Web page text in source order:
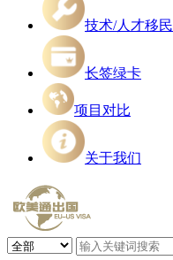
技术/人才移民
长签绿卡
项目对比
关于我们